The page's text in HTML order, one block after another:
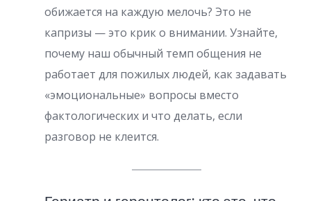
обижается на каждую мелочь? Это не
капризы — это крик о внимании. Узнайте,
почему наш обычный темп общения не
работает для пожилых людей, как задавать
«эмоциональные» вопросы вместо
фактологических и что делать, если
разговор не клеится.